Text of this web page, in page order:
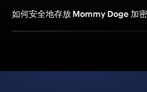
如何安全地存放 Mommy Doge 加